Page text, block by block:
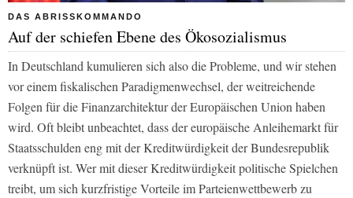
DAS ABRISSKOMMANDO
Auf der schiefen Ebene des Ökosozialismus
In Deutschland kumulieren sich also die Probleme, und wir stehen
vor einem fiskalischen Paradigmenwechsel, der weitreichende
Folgen für die Finanzarchitektur der Europäischen Union haben
wird. Oft bleibt unbeachtet, dass der europäische Anleihemarkt für
Staatsschulden eng mit der Kreditwürdigkeit der Bundesrepublik
verknüpft ist. Wer mit dieser Kreditwürdigkeit politische Spielchen
treibt, um sich kurzfristige Vorteile im Parteienwettbewerb zu